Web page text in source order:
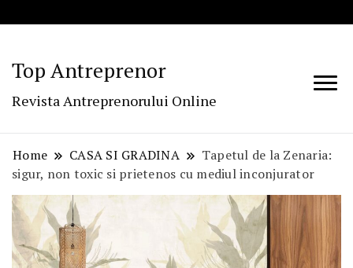
Top Antreprenor
Revista Antreprenorului Online
Home CASA SI GRADINA
Tapetul de la Zenaria:
sigur, non toxic si prietenos cu mediul inconjurator